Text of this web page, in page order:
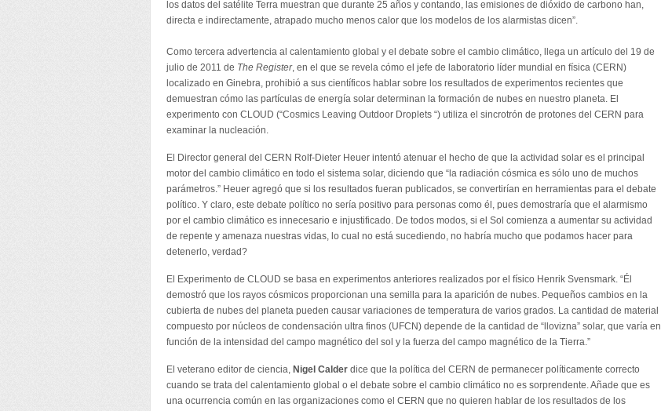
los datos del satélite Terra muestran que durante 25 años y contando, las emisiones de dióxido de carbono han,
directa e indirectamente, atrapado mucho menos calor que los modelos de los alarmistas dicen”.
Como tercera advertencia al calentamiento global y el debate sobre el cambio climático, llega un artículo del 19 de
julio de 2011 de The Register, en el que se revela cómo el jefe de laboratorio líder mundial en física (CERN)
localizado en Ginebra, prohibió a sus científicos hablar sobre los resultados de experimentos recientes que
demuestran cómo las partículas de energía solar determinan la formación de nubes en nuestro planeta. El
experimento con CLOUD (“Cosmics Leaving Outdoor Droplets “) utiliza el sincrotrón de protones del CERN para
examinar la nucleación.
El Director general del CERN Rolf-Dieter Heuer intentó atenuar el hecho de que la actividad solar es el principal
motor del cambio climático en todo el sistema solar, diciendo que “la radiación cósmica es sólo uno de muchos
parámetros.” Heuer agregó que si los resultados fueran publicados, se convertirían en herramientas para el debate
político. Y claro, este debate político no sería positivo para personas como él, pues demostraría que el alarmismo
por el cambio climático es innecesario e injustificado. De todos modos, si el Sol comienza a aumentar su actividad
de repente y amenaza nuestras vidas, lo cual no está sucediendo, no habría mucho que podamos hacer para
detenerlo, verdad?
El Experimento de CLOUD se basa en experimentos anteriores realizados por el físico Henrik Svensmark. “Él
demostró que los rayos cósmicos proporcionan una semilla para la aparición de nubes. Pequeños cambios en la
cubierta de nubes del planeta pueden causar variaciones de temperatura de varios grados. La cantidad de material
compuesto por núcleos de condensación ultra finos (UFCN) depende de la cantidad de “llovizna” solar, que varía en
función de la intensidad del campo magnético del sol y la fuerza del campo magnético de la Tierra.”
El veterano editor de ciencia, Nigel Calder dice que la política del CERN de permanecer políticamente correcto
cuando se trata del calentamiento global o el debate sobre el cambio climático no es sorprendente. Añade que es
una ocurrencia común en las organizaciones como el CERN que no quieren hablar de los resultados de los